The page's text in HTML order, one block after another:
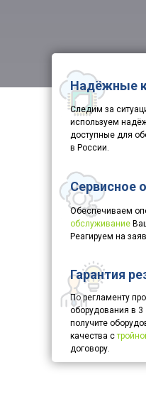
По регламенту
оборудования в
получите
качества с
договору.
Гарантия
Сервисное
Обеспечиваем
обслуживание
Реагируем на
Надёжные
Следим за
используем
доступные для
в России.